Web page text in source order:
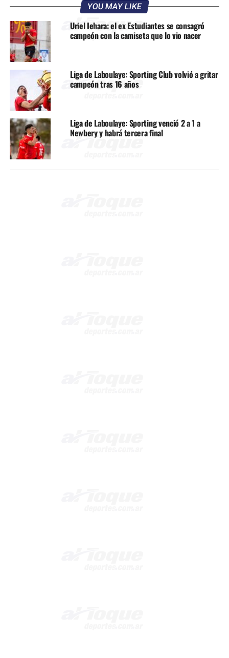
YOU MAY LIKE
Uriel Iehara: el ex Estudiantes se consagró
campeón con la camiseta que lo vio nacer
Liga de Laboulaye: Sporting Club volvió a gritar
campeón tras 16 años
Liga de Laboulaye: Sporting venció 2 a 1 a
Newbery y habrá tercera final